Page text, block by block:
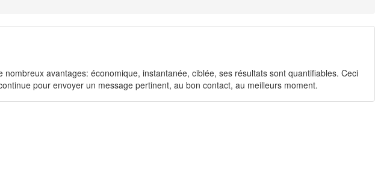
avantages: économique, instantanée, ciblée, ses résultats sont quantifiables. Ceci
pour envoyer un message pertinent, au bon contact, au meilleurs moment.